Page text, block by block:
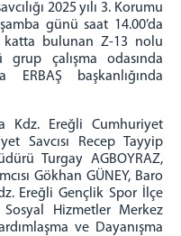
2025 yılı 3. Korumu
günü saat 14.00’da
katta bulunan Z-13 nolu
çalışma odasında
ERBAŞ başkanlığında
Ereğli Cumhuriyet
Savcısı Recep Tayyip
Turgay AGBOYRAZ,
Gökhan GÜNEY, Baro
Ereğli Gençlik Spor İlçe
Hizmetler Merkez
ve Dayanışma